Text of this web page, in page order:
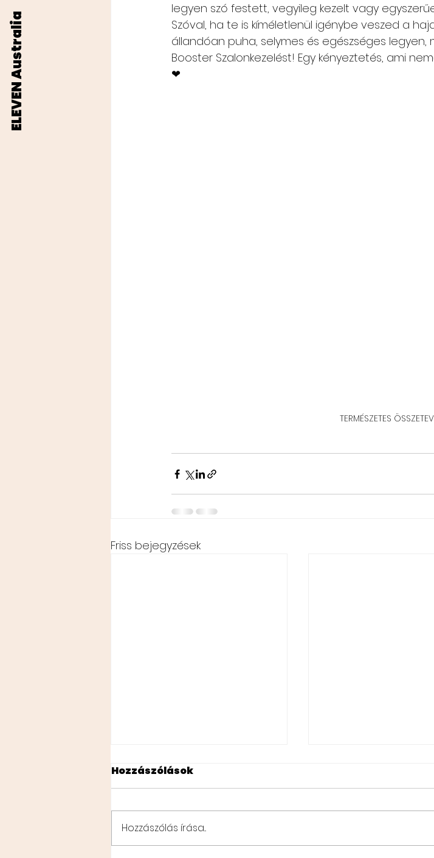
ELEVEN Australia
legyen szó festett, vegyileg kezelt vagy
Szóval, ha te is kíméletlenül igénybe veszed a
állandóan puha, selymes és egészséges legyen,
Booster Szalonkezelést! Egy kényeztetés, ami
❤
TERMÉSZETES
Friss bejegyzések
THE ESTATE
Hozzászólások
Hozzászólás írása...